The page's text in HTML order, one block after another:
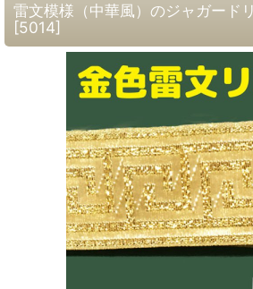
雷文模様（中華風）のジャガー
[5014]